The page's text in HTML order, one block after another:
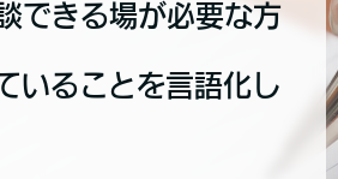
できる場が必要な方
いることを言語化し